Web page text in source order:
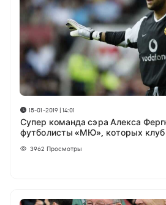
15-01-2019 | 14:01
Супер команда сэра Алекса
футболисты «МЮ», которых клуб
3962 Просмотры